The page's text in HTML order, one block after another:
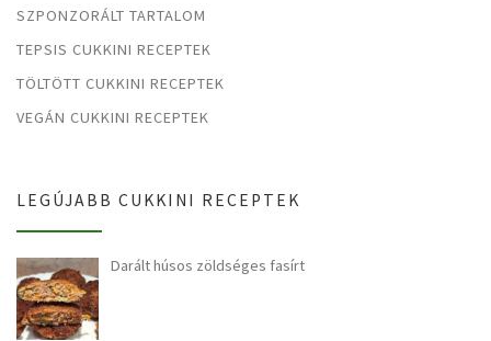
SZPONZORÁLT TARTALOM
TEPSIS CUKKINI RECEPTEK
TÖLTÖTT CUKKINI RECEPTEK
VEGÁN CUKKINI RECEPTEK
LEGÚJABB CUKKINI RECEPTEK
Darált húsos zöldséges fasírt